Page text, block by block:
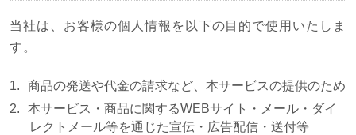
当社は、お客様の個人情報を以下の目的で使用いたしま
す。
商品の発送や代金の請求など、本サービスの提供のため
本サービス・商品に関するWEBサイト・メール・ダイ
レクトメール等を通じた宣伝・広告配信・送付等